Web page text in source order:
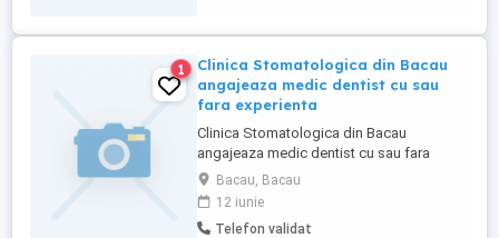
1
Clinica Stomatologica din Bacau
angajeaza medic dentist cu sau
fara experienta
Clinica Stomatologica din Bacau
angajeaza medic dentist cu sau fara
experienta ( sau oferă colaborare). Pentru
mai multe detalii vă rugăm să sunați la
numărul de telefon din anunț
Bacau, Bacau
12 iunie
Telefon validat